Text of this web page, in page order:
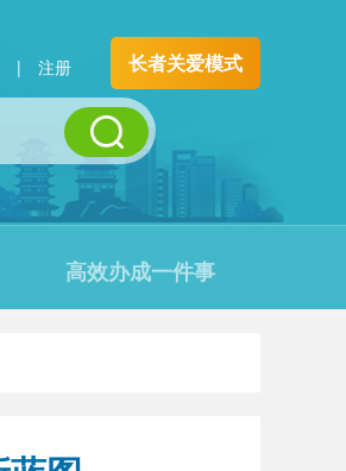
| 注册 长者关爱模式
高效办成一件事